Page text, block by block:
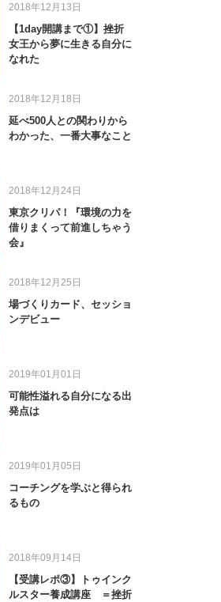
2018年12月13日
【1day開講まで①】挫折
女王から夢に生きる自分に
なれた
2018年12月18日
延べ500人との関わりから
わかった、一番大事なこと
2018年12月24日
東京クリパ！『環境の力を
借りまくって前進しちゃう
会』
2018年12月25日
場づくりカード、セッショ
ンデビュー
2019年01月01日
可能性溢れる自分になる出
発点は
2019年01月05日
コーチングを学ぶと得られ
るもの
2018年09月14日
【受講レポ③】トゥインク
ルスター養成講座 ＝挫折